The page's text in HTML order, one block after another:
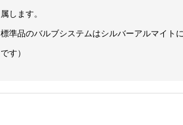
属します。
標準品のバルブシステムはシルバーアルマイト
です）